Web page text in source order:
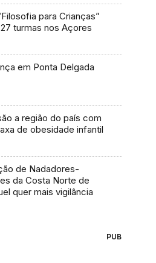
para Crianças”
turmas nos Açores
em Ponta Delgada
a região do país com
de obesidade infantil
de Nadadores-
da Costa Norte de
quer mais vigilância
PUB